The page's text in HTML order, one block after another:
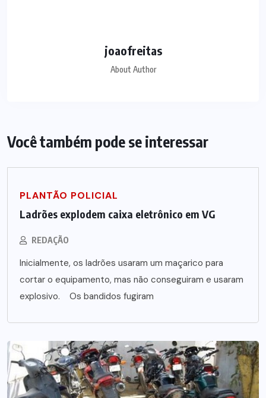
joaofreitas
About Author
Você também pode se interessar
PLANTÃO POLICIAL
Ladrões explodem caixa eletrônico em VG
REDAÇÃO
Inicialmente, os ladrões usaram um maçarico para
cortar o equipamento, mas não conseguiram e usaram
explosivo. Os bandidos fugiram